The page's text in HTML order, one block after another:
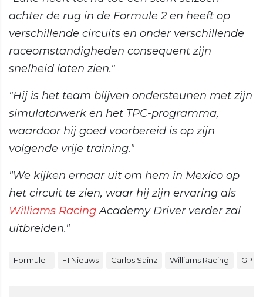
achter de rug in de Formule 2 en heeft op
verschillende circuits en onder verschillende
raceomstandigheden consequent zijn
snelheid laten zien."
"Hij is het team blijven ondersteunen met zijn
simulatorwerk en het TPC-programma,
waardoor hij goed voorbereid is op zijn
volgende vrije training."
"We kijken ernaar uit om hem in Mexico op
het circuit te zien, waar hij zijn ervaring als
Williams RacingAcademy Driver verder zal
uitbreiden."
Formule 1 F1 Nieuws Carlos Sainz Williams Racing GP